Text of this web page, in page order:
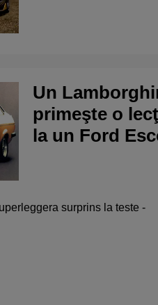
Un
primeşte o
la un Ford